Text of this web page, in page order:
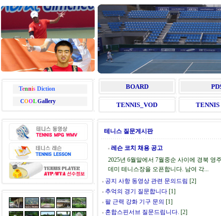
TennisDiction
COOLGallery
BOARD
TENNIS_VOD TENNIS
테니스 질문게시판
레슨 코치 채용 공고
2025년 6월말에서 7월중순 사이에 경북 영
데미 테니스장을 오픈합니다. 남여 각...
공지 사항 동영상 관련 문의드림 [2]
추억의 경기 질문합니다 [1]
팔 근력 강화 기구 문의 [1]
혼합스핀서브 질문드립니다. [2]